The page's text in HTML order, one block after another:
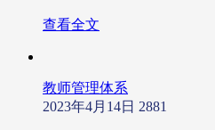
查看全文
教师管理体系
2023年4月14日 2881